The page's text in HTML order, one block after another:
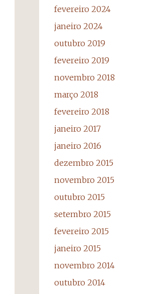
fevereiro 2024
janeiro 2024
outubro 2019
fevereiro 2019
novembro 2018
março 2018
fevereiro 2018
janeiro 2017
janeiro 2016
dezembro 2015
novembro 2015
outubro 2015
setembro 2015
fevereiro 2015
janeiro 2015
novembro 2014
outubro 2014